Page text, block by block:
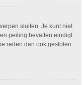
sluiten. Je kunt niet
peiling bevatten eindigt
reden dan ook gesloten